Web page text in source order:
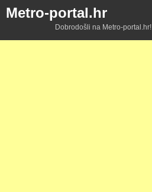
Metro-portal.hr
Dobrodošli na Metro-portal.hr!